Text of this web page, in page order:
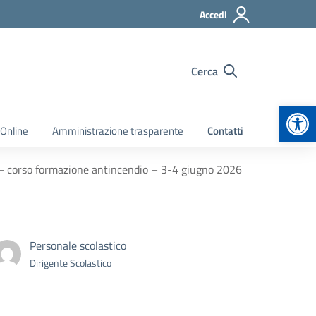
Accedi
Cerca
Amministrazione trasparente Contatti
formazione antincendio – 3-4 giugno 2026
Personale scolastico
Dirigente Scolastico